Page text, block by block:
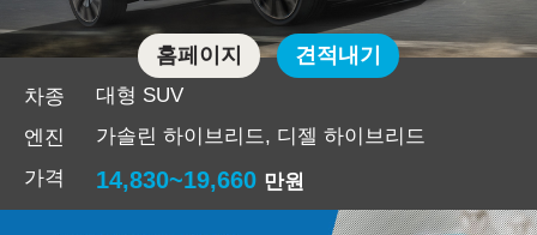
차종
대형 SUV
엔진
가솔린 하이브리드, 디젤 하이브리드
가격
14,830~19,660 만원
홈페이지 견적내기